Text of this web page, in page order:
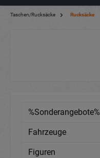
Taschen/Rucksäcke Rucksäcke
%Sonderangebote%
Fahrzeuge
Figuren